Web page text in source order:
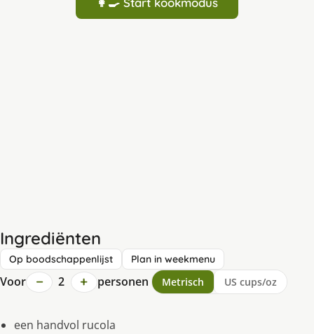
Ingrediënten
Op boodschappenlijst Plan in weekmenu
Voor − 2 + personen Metrisch US cups/oz
een handvol rucola